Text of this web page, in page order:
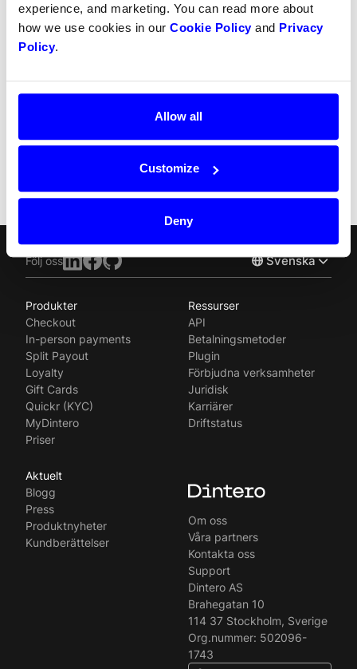
experience, and marketing. You can read more about
how we use cookies in our Cookie Policyand Privacy
Policy.
Allow all
Customize
Deny
Partial captures
SCA
Följ oss Svenska
English
Produkter
Checkout
In-person payments
Split Payout
Loyalty
Gift Cards
Quickr (KYC)
MyDintero
Priser
Ressurser
API
Betalningsmetoder
Plugin
Förbjudna verksamheter
Juridisk
Karriärer
Driftstatus
Aktuelt
Blogg
Press
Produktnyheter
Kundberättelser
Om oss
Våra partners
Kontakta oss
Support
Dintero AS
Brahegatan 10
114 37 Stockholm, Sverige
Org.nummer: 502096-
1743